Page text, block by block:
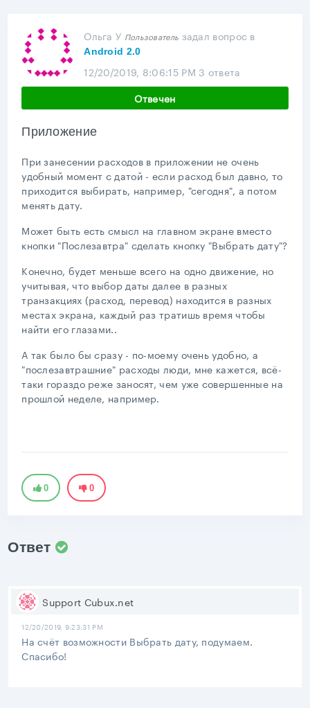
Ольга У Пользователь задал вопрос в
Android 2.0
12/20/2019, 8:06:15 PM 3 ответа
Отвечен
Приложение
При занесении расходов в приложении не очень
удобный момент с датой - если расход был давно, то
приходится выбирать, например, "сегодня", а потом
менять дату.
Может быть есть смысл на главном экране вместо
кнопки "Послезавтра" сделать кнопку "Выбрать дату"?
Конечно, будет меньше всего на одно движение, но
учитывая, что выбор даты далее в разных
транзакциях (расход, перевод) находится в разных
местах экрана, каждый раз тратишь время чтобы
найти его глазами..
А так было бы сразу - по-моему очень удобно, а
"послезавтрашние" расходы люди, мне кажется, всё-
таки гораздо реже заносят, чем уже совершенные на
прошлой неделе, например.
0 0
Ответ
Support Cubux.net
12/20/2019, 9:23:31 PM
На счёт возможности Выбрать дату, подумаем.
Спасибо!